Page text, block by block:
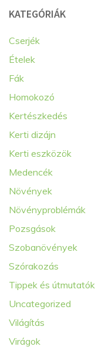
KATEGÓRIÁK
Cserjék
Ételek
Fák
Homokozó
Kertészkedés
Kerti dizájn
Kerti eszközök
Medencék
Növények
Növényproblémák
Pozsgások
Szobanövények
Szórakozás
Tippek és útmutatók
Uncategorized
Világítás
Virágok